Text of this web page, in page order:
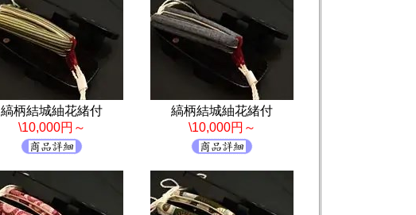
縞柄結城紬花緒付
\10,000円～
縞柄結城紬花緒付
\10,000円～